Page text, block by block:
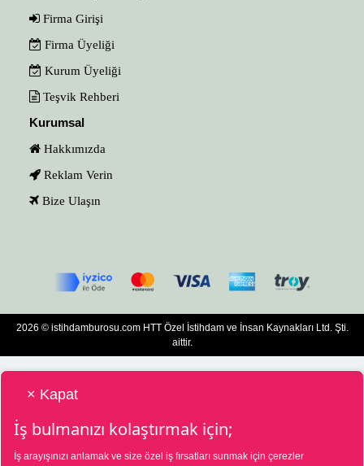
Firma Girişi
Firma Üyeliği
Kurum Üyeliği
Teşvik Rehberi
Kurumsal
Hakkımızda
Reklam Verin
Bize Ulaşın
2026 © istihdamburosu.com HTT Özel İstihdam ve İnsan Kaynakları Ltd. Şti.
aittir.
× Kapat
İş bulmanızı kolaştırmak için;
İş arayışınızı anlamak ve size özel iş fırsatları sunmak için çerezler